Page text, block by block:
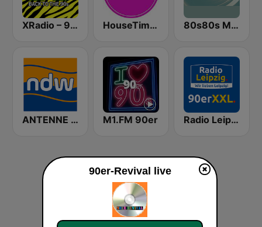
XRadio – 90’s Channel HouseTime.FM 80s80s Maxis
ANTENNE NRW NDW M1.FM 90er Radio Leipzig 90er XXL
90er-Revival live